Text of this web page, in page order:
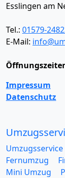
Esslingen am
Tel.: 01579-
E-Mail:
Impressum
Datenschutz
Umzugsservice
Fernumzug
Mini Umzug